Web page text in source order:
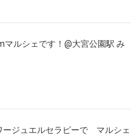
ルシェです！@大宮公園駅 み
ージュエルセラピーで マルシェ